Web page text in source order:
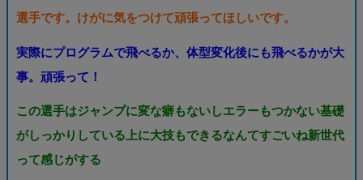
選手です。けがに気をつけて頑張ってほしいです。
実際にプログラムで飛べるか、体型変化後にも飛べるかが大
事。頑張って！
この選手はジャンプに変な癖もないしエラーもつかない基礎
がしっかりしている上に大技もできるなんてすごいね新世代
って感じがする